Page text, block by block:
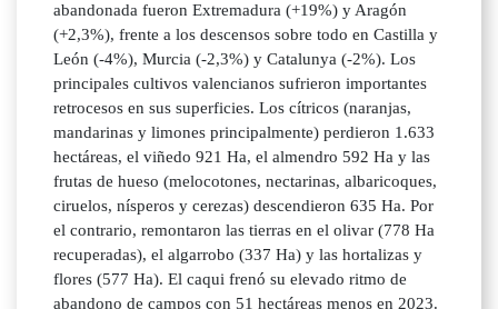
abandonada fueron Extremadura (+19%) y Aragón
(+2,3%), frente a los descensos sobre todo en Castilla y
León (-4%), Murcia (-2,3%) y Catalunya (-2%). Los
principales cultivos valencianos sufrieron importantes
retrocesos en sus superficies. Los cítricos (naranjas,
mandarinas y limones principalmente) perdieron 1.633
hectáreas, el viñedo 921 Ha, el almendro 592 Ha y las
frutas de hueso (melocotones, nectarinas, albaricoques,
ciruelos, nísperos y cerezas) descendieron 635 Ha. Por
el contrario, remontaron las tierras en el olivar (778 Ha
recuperadas), el algarrobo (337 Ha) y las hortalizas y
flores (577 Ha). El caqui frenó su elevado ritmo de
abandono de campos con 51 hectáreas menos en 2023.